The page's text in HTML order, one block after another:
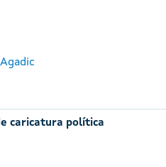
caricatura política